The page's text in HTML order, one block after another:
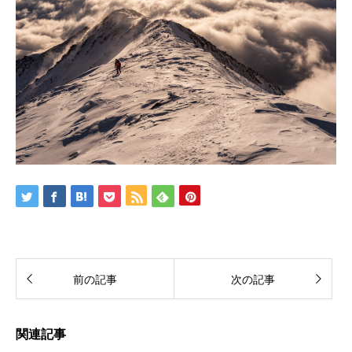
前の記事 次の記事
関連記事